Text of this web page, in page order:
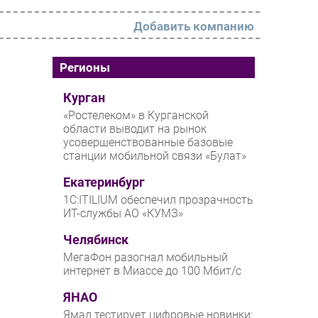
РАЗДЕЛЫ
Новости
Аналитика
Интервью
Проекты
IT класс
Тестовый стенд
Каталог компаний
Добавить компанию
Регионы
Курган
«Ростелеком» в Курганской
области выводит на рынок
усовершенствованные базовые
станции мобильной связи «Булат»
Екатеринбург
1С:ITILIUM обеспечил прозрачность
ИТ-службы АО «КУМЗ»
Челябинск
МегаФон разогнал мобильный
интернет в Миассе до 100 Мбит/с
ЯНАО
Ямал тестирует цифровые новинки: